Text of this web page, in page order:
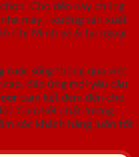
Cho đến nay chúng
máy - xưởng sản xuất
Chí Minh và & tại ngoại
cuộc sống thông qua việc
đáp ứng mọi yêu cầu
cam kết đem đến cho
Cam kết chất lượng
sóc khách hàng luôn tốt